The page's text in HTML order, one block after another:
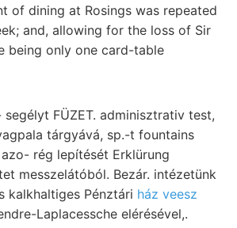
of dining at Rosings was repeated
and, allowing for the loss of Sir
being only one card-table
FÜZET. adminisztrativ test,
tárgyává, sp.-t fountains
rég lepítését Erklürung
messzelátóból. Bezár. intézetünk
kalkhaltiges Pénztári ház veesz
Laplacessche elérésével,.